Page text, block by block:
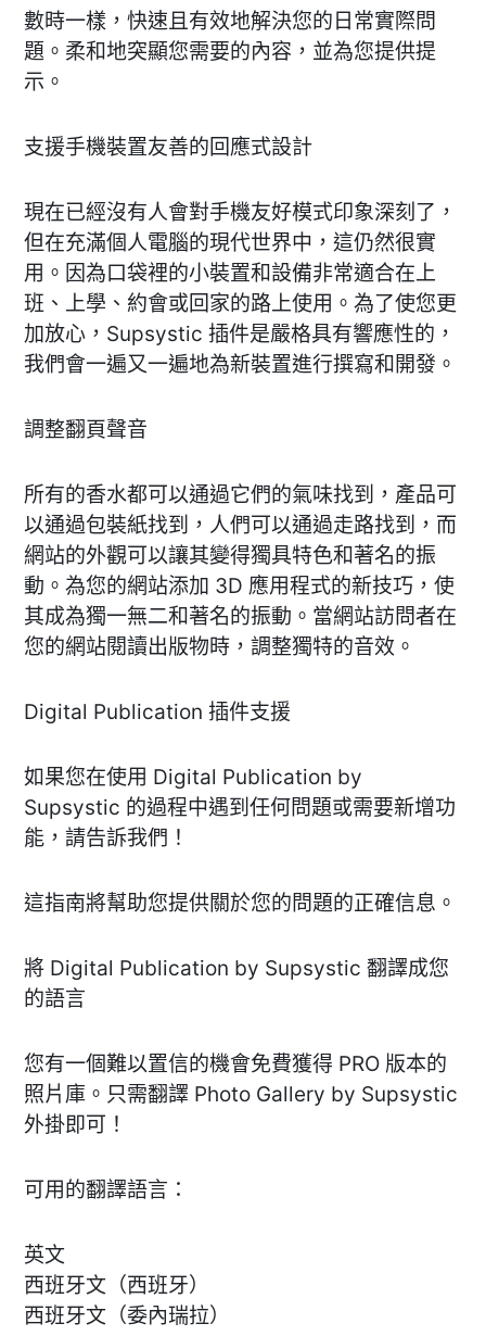
數時一樣，快速且有效地解決您的日常實際問
題。柔和地突顯您需要的內容，並為您提供提
示。
支援手機裝置友善的回應式設計
現在已經沒有人會對手機友好模式印象深刻了，
但在充滿個人電腦的現代世界中，這仍然很實
用。因為口袋裡的小裝置和設備非常適合在上
班、上學、約會或回家的路上使用。為了使您更
加放心，Supsystic 插件是嚴格具有響應性的，
我們會一遍又一遍地為新裝置進行撰寫和開發。
調整翻頁聲音
所有的香水都可以通過它們的氣味找到，產品可
以通過包裝紙找到，人們可以通過走路找到，而
網站的外觀可以讓其變得獨具特色和著名的振
動。為您的網站添加 3D 應用程式的新技巧，使
其成為獨一無二和著名的振動。當網站訪問者在
您的網站閱讀出版物時，調整獨特的音效。
Digital Publication 插件支援
如果您在使用 Digital Publication by
Supsystic 的過程中遇到任何問題或需要新增功
能，請告訴我們！
這指南將幫助您提供關於您的問題的正確信息。
將 Digital Publication by Supsystic 翻譯成您
的語言
您有一個難以置信的機會免費獲得 PRO 版本的
照片庫。只需翻譯 Photo Gallery by Supsystic
外掛即可！
可用的翻譯語言：
英文
西班牙文（西班牙）
西班牙文（委內瑞拉）